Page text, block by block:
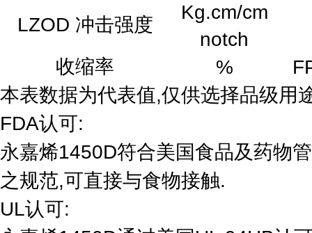
LZOD 冲击强度
Kg.cm/cm
notch
收缩率
%
本表数据为代表值,仅供选择品级用
FDA认可:
永嘉烯1450D符合美国食品及药物
之规范,可直接与食物接触.
UL认可: